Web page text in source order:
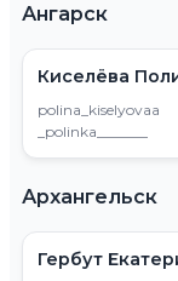
Ангарск
Киселёва
polina_kiselyovaa
_polinka_______
Архангельск
Гербут